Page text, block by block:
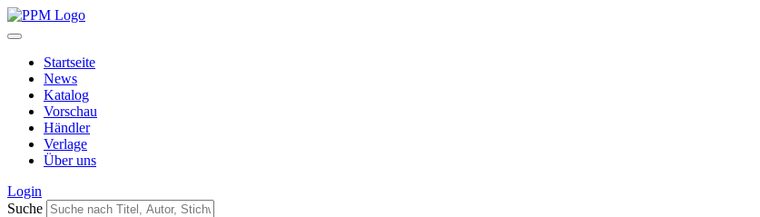
Startseite
News
Katalog
Vorschau
Händler
Verlage
Über uns
Login
Suche